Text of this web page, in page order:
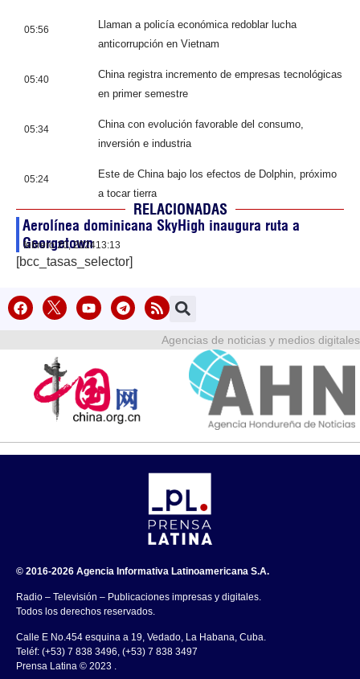
05:56
Llaman a policía económica redoblar lucha
anticorrupción en Vietnam
05:40
China registra incremento de empresas tecnológicas
en primer semestre
05:34
China con evolución favorable del consumo,
inversión e industria
05:24
Este de China bajo los efectos de Dolphin, próximo
a tocar tierra
RELACIONADAS
Aerolínea dominicana SkyHigh inaugura ruta a
Georgetown
febrero 20, 202413:13
[bcc_tasas_selector]
Agencias de noticias y medios digitales
© 2016-2026 Agencia Informativa Latinoamericana S.A.
Radio – Televisión – Publicaciones impresas y digitales.
Todos los derechos reservados.
Calle E No.454 esquina a 19, Vedado, La Habana, Cuba.
Teléf: (+53) 7 838 3496, (+53) 7 838 3497
Prensa Latina © 2023 .